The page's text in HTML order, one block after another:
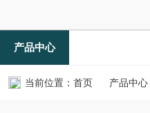
产品中心
当前位置： 首页 产品中心